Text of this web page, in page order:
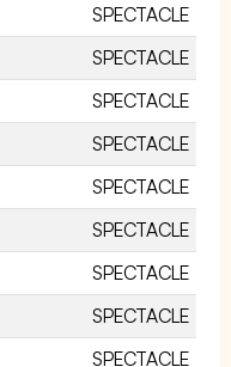
SPECTACLE
SPECTACLE
SPECTACLE
SPECTACLE
SPECTACLE
SPECTACLE
SPECTACLE
SPECTACLE
SPECTACLE